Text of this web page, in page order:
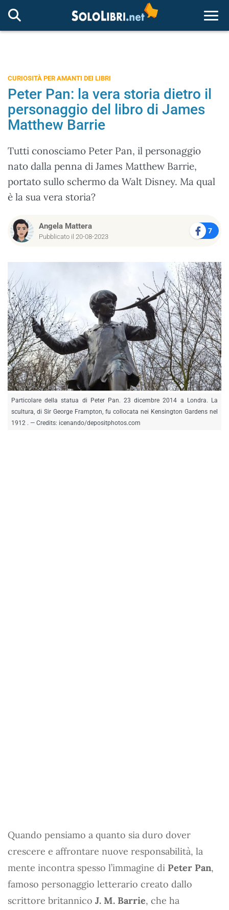
CURIOSITÀ PER AMANTI DEI LIBRI
Peter Pan: la vera storia dietro il
personaggio del libro di James
Matthew Barrie
Tutti conosciamo Peter Pan, il personaggio
nato dalla penna di James Matthew Barrie,
portato sullo schermo da Walt Disney. Ma qual
è la sua vera storia?
Angela Mattera
Pubblicato il 20-08-2023
7
Particolare della statua di Peter Pan. 23 dicembre 2014 a Londra. La
scultura, di Sir George Frampton, fu collocata nei Kensington Gardens nel
1912 . — Credits: icenando/depositphotos.com
Quando pensiamo a quanto sia duro dover
crescere e affrontare nuove responsabilità, la
mente incontra spesso l’immagine di Peter Pan,
famoso personaggio letterario creato dallo
scrittore britannico J. M. Barrie, che ha